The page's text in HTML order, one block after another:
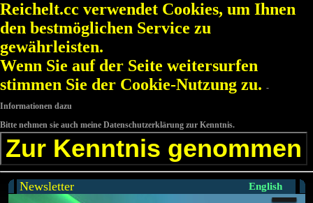
Reichelt.cc verwendet Cookies, um Ihnen
den bestmöglichen Service zu
gewährleisten.
Wenn Sie auf der Seite weitersurfen
stimmen Sie der Cookie-Nutzung zu. -
Informationen dazu
Bitte nehmen sie auch meine Datenschutzerklärung zur Kenntnis.
Zur Kenntnis genommen
Newsletter English